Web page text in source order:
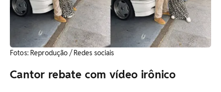
Fotos: Reprodução / Redes sociais
Cantor rebate com vídeo irônico